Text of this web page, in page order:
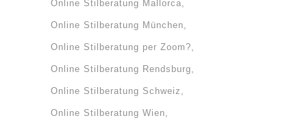
Online Stilberatung Mallorca
Online Stilberatung München
Online Stilberatung per Zoom?
Online Stilberatung Rendsburg
Online Stilberatung Schweiz
Online Stilberatung Wien